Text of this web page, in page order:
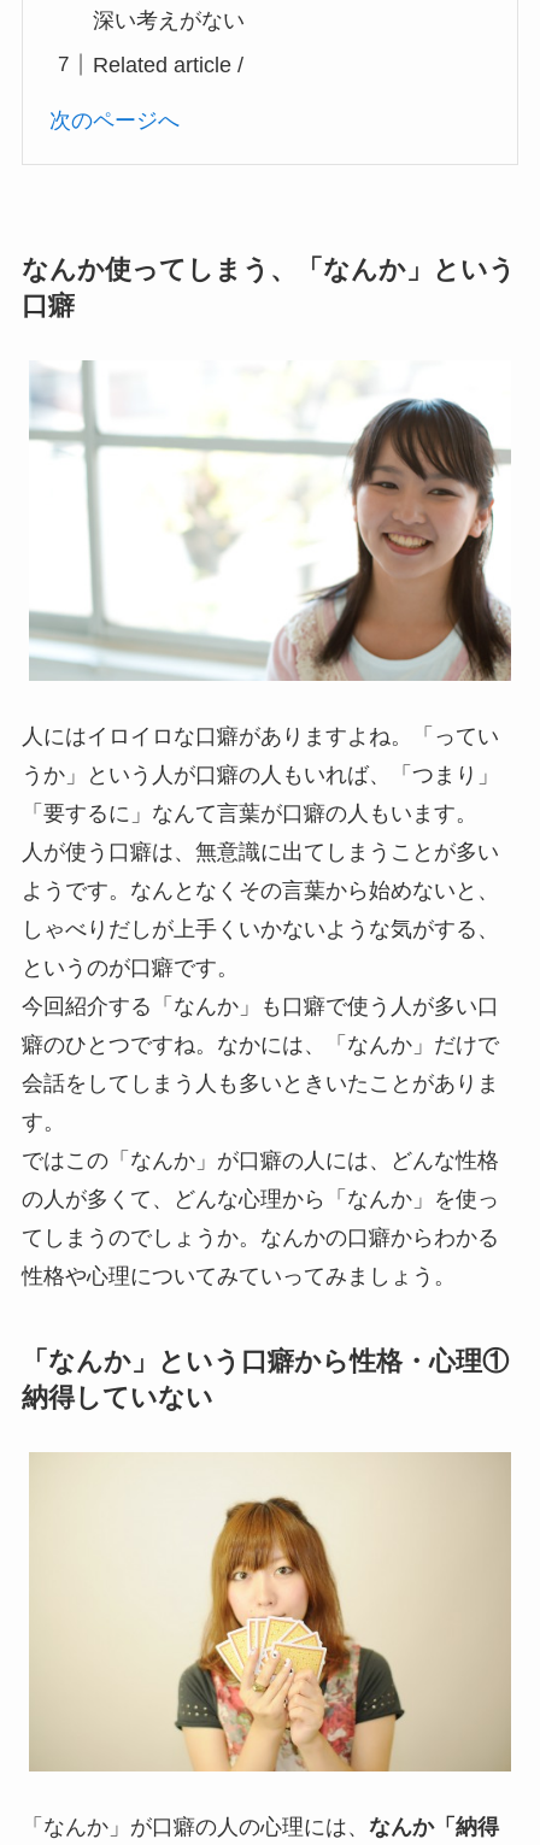
深い考えがない
Related article /
次のページへ
なんか使ってしまう、「なんか」という
口癖
人にはイロイロな口癖がありますよね。「ってい
うか」という人が口癖の人もいれば、「つまり」
「要するに」なんて言葉が口癖の人もいます。
人が使う口癖は、無意識に出てしまうことが多い
ようです。 なんとなくその言葉から始めないと、
しゃべりだしが上手くいかないような気がする 、
というのが口癖です。
今回紹介する「なんか」も口癖で使う人が多い口
癖のひとつですね。なかには、「なんか」だけで
会話をしてしまう人も多いときいたことがありま
す。
ではこの「なんか」が口癖の人には、どんな性格
の人が多くて、どんな心理から「なんか」を使っ
てしまうのでしょうか。なんかの口癖からわかる
性格や心理についてみていってみましょう。
「なんか」という口癖から性格・心理①
納得していない
「なんか」が口癖の人の心理には、 なんか「納得